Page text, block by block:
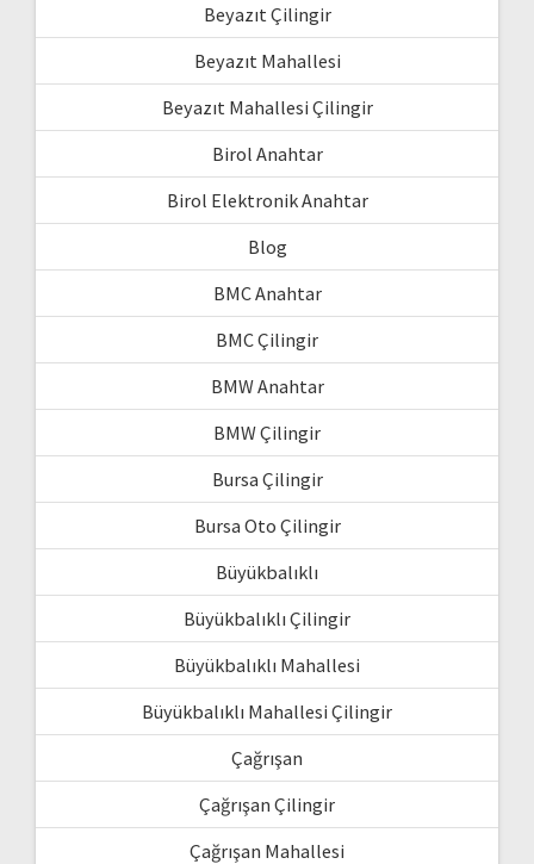
Beyazıt Çilingir
Beyazıt Mahallesi
Beyazıt Mahallesi Çilingir
Birol Anahtar
Birol Elektronik Anahtar
Blog
BMC Anahtar
BMC Çilingir
BMW Anahtar
BMW Çilingir
Bursa Çilingir
Bursa Oto Çilingir
Büyükbalıklı
Büyükbalıklı Çilingir
Büyükbalıklı Mahallesi
Büyükbalıklı Mahallesi Çilingir
Çağrışan
Çağrışan Çilingir
Çağrışan Mahallesi